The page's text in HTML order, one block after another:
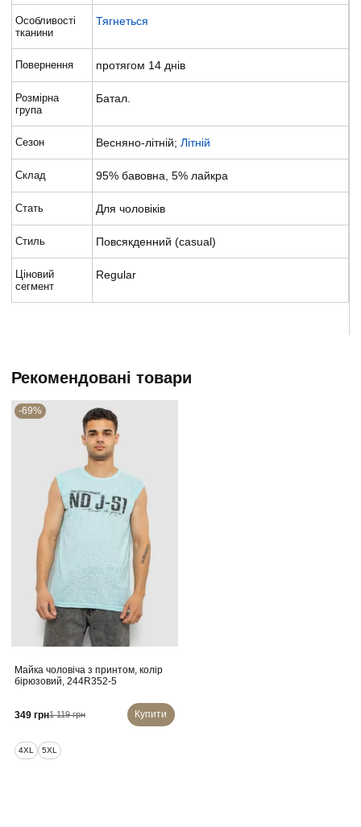
Особливості
тканини
Тягнеться
Повернення протягом 14 днів
Розмірна
група
Батал.
Сезон Весняно-літній; Літній
Склад 95% бавовна, 5% лайкра
Стать Для чоловіків
Стиль Повсякденний (casual)
Ціновий
сегмент
Regular
Рекомендовані товари
-69%
Майка чоловіча з принтом, колір
бірюзовий, 244R352-5
349 грн1 119 грн Купити
4XL 5XL